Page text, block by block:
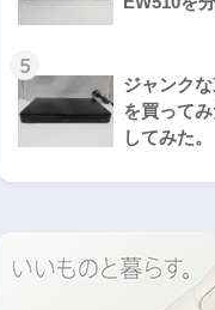
5
ジャンク
を買って
してみた。